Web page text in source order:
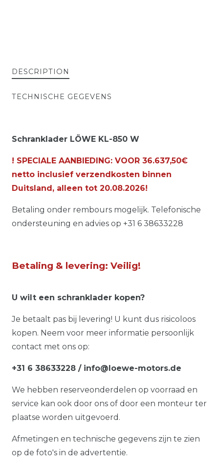
DESCRIPTION
TECHNISCHE GEGEVENS
Schranklader LÖWE KL-850 W
! SPECIALE AANBIEDING: VOOR 36.637,50€
netto inclusief verzendkosten binnen
Duitsland, alleen tot 20.08.2026!
Betaling onder rembours mogelijk. Telefonische
ondersteuning en advies op +31 6 38633228
Betaling & levering: Veilig!
U wilt een schranklader kopen?
Je betaalt pas bij levering! U kunt dus risicoloos
kopen. Neem voor meer informatie persoonlijk
contact met ons op:
+31 6 38633228 / info@loewe-motors.de
We hebben reserveonderdelen op voorraad en
service kan ook door ons of door een monteur ter
plaatse worden uitgevoerd.
Afmetingen en technische gegevens zijn te zien
op de foto's in de advertentie.